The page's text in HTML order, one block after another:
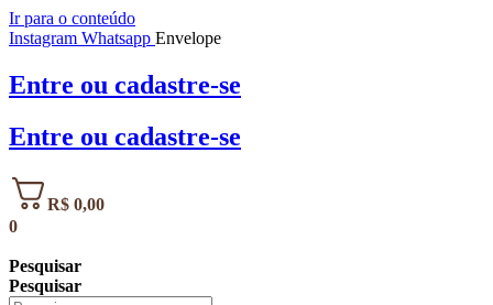
Ir para o conteúdo
Instagram Whatsapp Envelope
Entre ou cadastre-se
Entre ou cadastre-se
0
R$ 0,00
Pesquisar
Pesquisar